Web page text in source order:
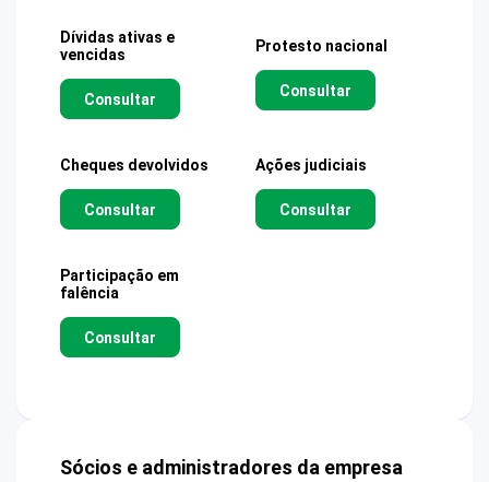
Dívidas ativas e
vencidas
Consultar
Protesto nacional
Consultar
Cheques devolvidos
Consultar
Ações judiciais
Consultar
Participação em
falência
Consultar
Sócios e administradores da empresa